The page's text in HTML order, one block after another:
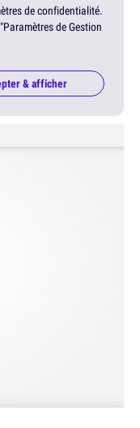
de confidentialité.
de Gestion
& afficher